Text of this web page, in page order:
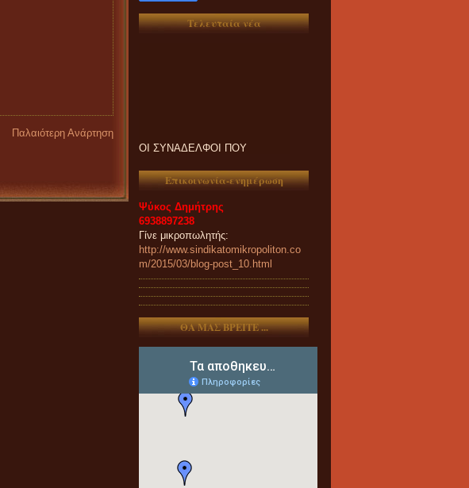
Παλαιότερη Ανάρτηση
Τελευταία νέα
ΕΝΔΙΑΦΕΡΟΝΤΑΙ ΓΙΑ
ΠΑΝΗΓΥΡΙΑ ΚΑΙ ΠΑZΑΡΙΑ ΤΟΥ
2023 ΠΑΡΑΚΑΛΟΥΝΤΑΙ ΟΠΩΣ
ΕΠΙΚΟΙΝΩΝΟΥΝ
ΑΠΟΚΛΕΙΣΤΙΚΑ ΚΑΙ ΜΟΝΟ
ΤΗΛΕΦΩΝΙΚΑ ΜΕ ΤΗ
ΓΡΑΜΜΑΤΕΙΑ ΜΑΣ.
Επικοινωνία-ενημέρωση
Ψύκος Δημήτρης
6938897238
Γίνε μικροπωλητής:
http://www.sindikatomikropoliton.co
m/2015/03/blog-post_10.html
ΘΑ ΜΑΣ ΒΡΕΙΤΕ ...